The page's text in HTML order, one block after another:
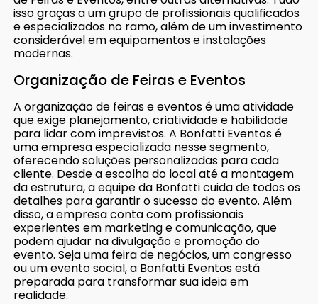
isso graças a um grupo de profissionais qualificados
e especializados no ramo, além de um investimento
considerável em equipamentos e instalações
modernas.
Organização de Feiras e Eventos
A organização de feiras e eventos é uma atividade
que exige planejamento, criatividade e habilidade
para lidar com imprevistos. A Bonfatti Eventos é
uma empresa especializada nesse segmento,
oferecendo soluções personalizadas para cada
cliente. Desde a escolha do local até a montagem
da estrutura, a equipe da Bonfatti cuida de todos os
detalhes para garantir o sucesso do evento. Além
disso, a empresa conta com profissionais
experientes em marketing e comunicação, que
podem ajudar na divulgação e promoção do
evento. Seja uma feira de negócios, um congresso
ou um evento social, a Bonfatti Eventos está
preparada para transformar sua ideia em
realidade.